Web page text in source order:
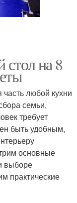
стол на 8
любой кухни
семьи,
требует
быть удобным,
основные
выборе
практические